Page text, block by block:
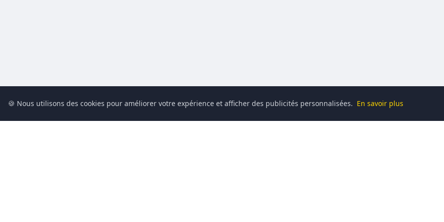
🍪 Nous utilisons des cookies pour améliorer votre expérience et afficher des publicités personnalisées. En savoir plus